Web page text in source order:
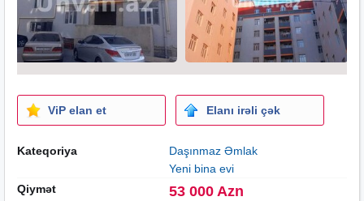
ViP elan et Elanı irəli çək
Kateqoriya
Daşınmaz Əmlak
Yeni bina evi
Qiymət
53 000 Azn